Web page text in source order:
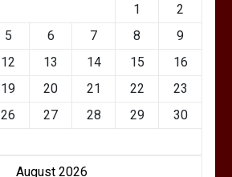
August 2026
1
2
5 6 7 8
9
12 13 14 15
16
19 20 21 22
23
26 27 28 29
30